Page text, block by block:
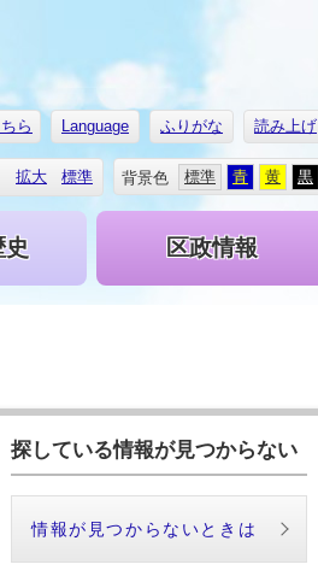
ら Language ふりがな 読み上げ
拡大 標準 背景色 標準 青 黄 黒
史 区政情報
探している情報が見つからない
情報が見つからないときは